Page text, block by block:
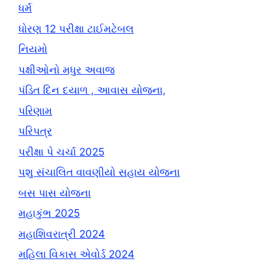
ધર્મ
ધોરણ 12 પરીક્ષા ટાઈમટેબલ
નિયમો
પક્ષીઓનો મધુર અવાજ
પંડિત દિન દયાળ , આવાસ યોજના,
પરિણામ
પરિપત્ર
પરીક્ષા પે ચર્ચા 2025
પશુ સંચાલિત વાવણીયો સહાય યોજના
બસ પાસ યોજના
મહાકુંભ 2025
મહાશિવરાત્રી 2024
મહિલા વિકાસ એવોર્ડ 2024